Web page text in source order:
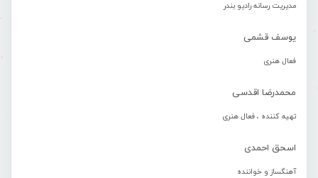
مدیریت رسانه رادیو بندر
یوسف قشمی
فعال هنری
محمدرضا اقدسی
تهیه کننده ، فعال هنری
اسحق احمدی
آهنگساز و خواننده